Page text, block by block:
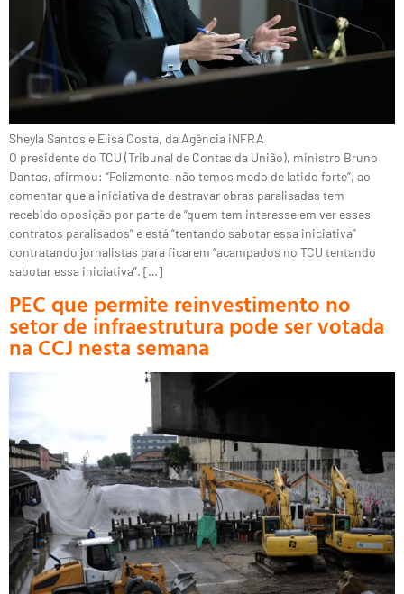
Sheyla Santos e Elisa Costa, da Agência iNFRA
O presidente do TCU (Tribunal de Contas da União), ministro Bruno
Dantas, afirmou: “Felizmente, não temos medo de latido forte”, ao
comentar que a iniciativa de destravar obras paralisadas tem
recebido oposição por parte de “quem tem interesse em ver esses
contratos paralisados” e está “tentando sabotar essa iniciativa”
contratando jornalistas para ficarem “acampados no TCU tentando
sabotar essa iniciativa”. […]
PEC que permite reinvestimento no
setor de infraestrutura pode ser votada
na CCJ nesta semana